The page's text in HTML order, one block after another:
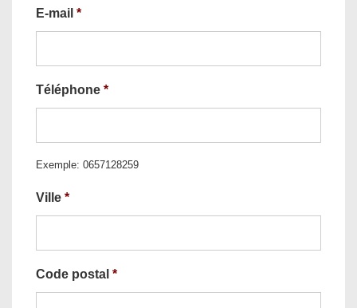
E-mail *
Téléphone *
Exemple: 0657128259
Ville *
Code postal *